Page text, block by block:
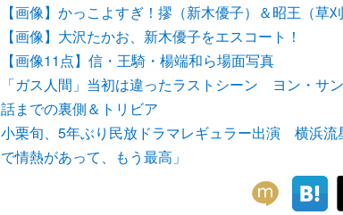
【画像】かっこよすぎ！摎（新木優子）＆昭王（草刈
【画像】大沢たかお、新木優子をエスコート！
【画像11点】信・王騎・楊端和ら場面写真
「ガス人間」当初は違ったラストシーン ヨン・サ
話までの裏側＆トリビア
小栗旬、5年ぶり民放ドラマレギュラー出演 横浜流
で情熱があって、もう最高」